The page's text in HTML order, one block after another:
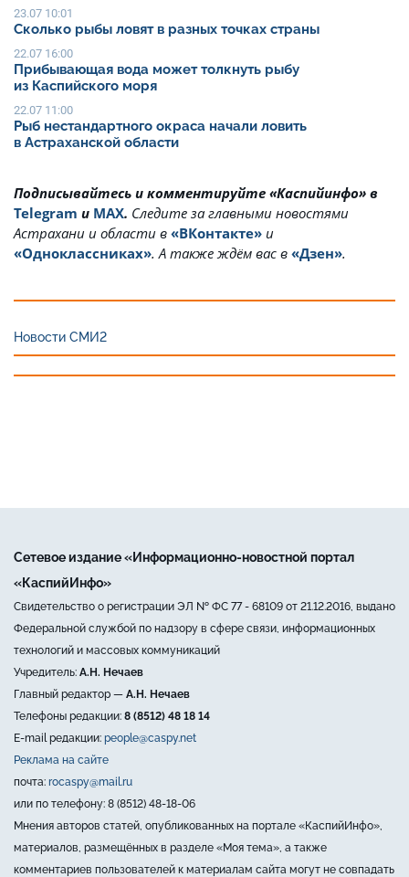
23.07 10:01
Сколько рыбы ловят в разных точках страны
22.07 16:00
Прибывающая вода может толкнуть рыбу
из Каспийского моря
22.07 11:00
Рыб нестандартного окраса начали ловить
в Астраханской области
Подписывайтесь и комментируйте «Каспийинфо» в
Telegram и MAX. Cледите за главными новостями
Астрахани и области в «ВКонтакте» и
«Одноклассниках». А также ждём вас в «Дзен».
Новости СМИ2
Сетевое издание «Информационно-новостной портал
«КаспийИнфо»
Свидетельство о регистрации ЭЛ № ФС 77 - 68109 от 21.12.2016, выдано
Федеральной службой по надзору в сфере связи, информационных
технологий и массовых коммуникаций
Учредитель: А.Н. Нечаев
Главный редактор — А.Н. Нечаев
Телефоны редакции: 8 (8512) 48 18 14
E-mail редакции: people@caspy.net
Реклама на сайте
почта: rocaspy@mail.ru
или по телефону: 8 (8512) 48-18-06
Мнения авторов статей, опубликованных на портале «КаспийИнфо»,
материалов, размещённых в разделе «Моя тема», а также
комментариев пользователей к материалам сайта могут не совпадать